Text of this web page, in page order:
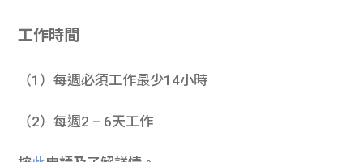
工作時間
（1）每週必須工作最少14小時
（2）每週2 – 6天工作